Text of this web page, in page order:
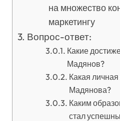
на множество
маркетингу
Вопрос-ответ:
Какие
Мадянов?
Какая
Мадянова?
Каким
стал